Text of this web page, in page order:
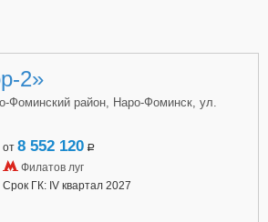
2»
Фоминский район, Наро-Фоминск, ул.
от 8 552 120 a
Филатов луг
Срок ГК: IV квартал 2027